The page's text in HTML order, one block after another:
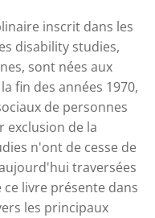
inscrit dans les
disability studies,
sont nées aux
fin des années 1970,
de personnes
exclusion de la
n'ont de cesse de
traversées
livre présente dans
les principaux